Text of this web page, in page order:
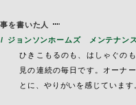
を書いた人
ジョンソンホームズ メンテナン
ひきこもるのも、はしゃぐの
見の連続の毎日です。オーナ
とに、やりがいを感じています